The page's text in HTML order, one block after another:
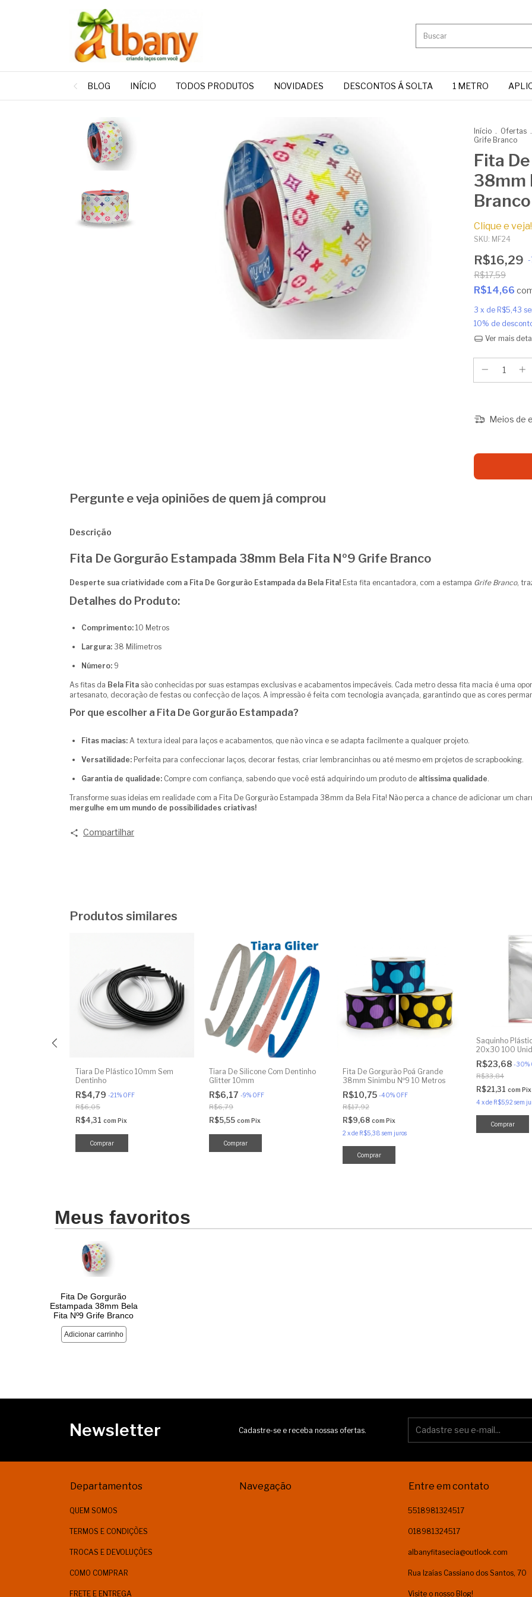
BLOG INÍCIO TODOS PRODUTOS NOVIDADES DESCONTOS Á SOLTA 1 METRO
Início . Ofertas .
Grife Branco
Fita
38mm
Branco
Clique e veja!
SKU: MF24
R$16,29 -
R$17,59
R$14,66
3 x de R$5,43
10% de
Ver mais
Meios de
Pergunte e veja opiniões de quem já comprou
Descrição
Fita De Gorgurão Estampada 38mm Bela Fita Nº9 Grife Branco
Desperte sua criatividade com a Fita De Gorgurão Estampada da Bela Fita! Esta fita encantadora, com a estampa Grife Branco,
Detalhes do Produto:
Comprimento: 10 Metros
Largura: 38 Milímetros
Número: 9
As fitas da Bela Fita são conhecidas por suas estampas exclusivas e acabamentos impecáveis. Cada metro dessa fita macia é uma
artesanato, decoração de festas ou confecção de laços. A impressão é feita com tecnologia avançada, garantindo que as cores
Por que escolher a Fita De Gorgurão Estampada?
Fitas macias: A textura ideal para laços e acabamentos, que não vinca e se adapta facilmente a qualquer projeto.
Versatilidade: Perfeita para confeccionar laços, decorar festas, criar lembrancinhas ou até mesmo em projetos de scrapbooking.
Garantia de qualidade: Compre com confiança, sabendo que você está adquirindo um produto de altíssima qualidade.
Transforme suas ideias em realidade com a Fita De Gorgurão Estampada 38mm da Bela Fita! Não perca a chance de adicionar um
mergulhe em um mundo de possibilidades criativas!
Compartilhar
Produtos similares
Tiara De Plástico 10mm Sem
Dentinho
R$4,79 -21% OFF
R$6,05
R$4,31 com Pix
Comprar
Tiara De Silicone Com Dentinho
Glitter 10mm
R$6,17 -9% OFF
R$6,79
R$5,55 com Pix
Comprar
Fita De Gorgurão Poá Grande
38mm Sinimbu Nº9 10 Metros
R$10,75 -40% OFF
R$17,92
R$9,68 com Pix
2 xde R$5,38 sem juros
Comprar
Saquinho
20x30 100
R$23,68 -30%
R$33,84
R$21,31 com Pix
4 xde R$5,92 sem
Newsletter Cadastre-se e receba nossas ofertas.
Departamentos
QUEM SOMOS
TERMOS E CONDIÇÕES
TROCAS E DEVOLUÇÕES
COMO COMPRAR
FRETE E ENTREGA
Navegação Entre em contato
5518981324517
018981324517
albanyfitasecia@outlook.com
Rua Izaías Cassiano dos Santos, 70
Visite o nosso Blog!